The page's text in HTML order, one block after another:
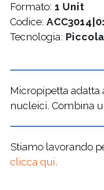
Formato: 1 Unit
Codice:
Tecnologia:
Micropipetta
nucleici. Combina
Stiamo lavorando
clicca qui.